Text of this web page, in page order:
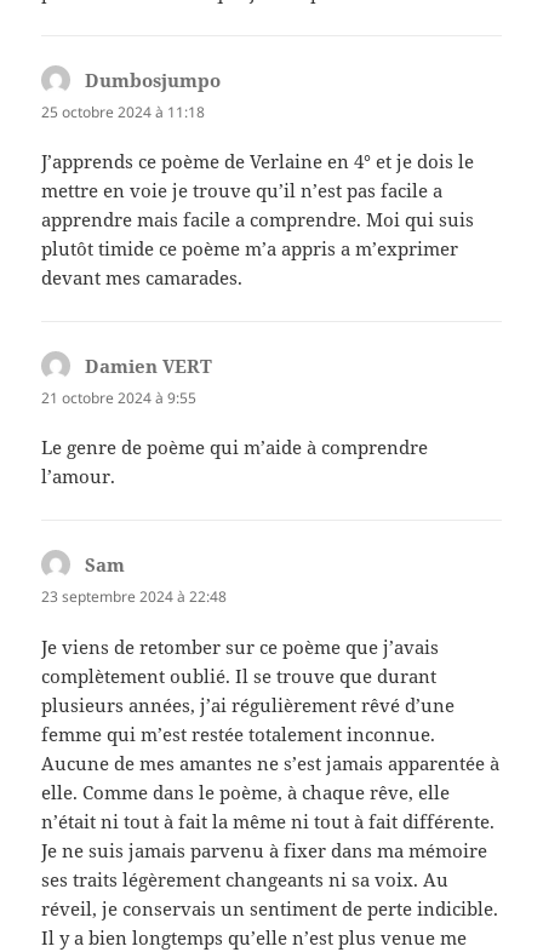
Dumbosjumpo
25 octobre 2024 à 11:18
J’apprends ce poème de Verlaine en 4° et je dois le
mettre en voie je trouve qu’il n’est pas facile a
apprendre mais facile a comprendre. Moi qui suis
plutôt timide ce poème m’a appris a m’exprimer
devant mes camarades.
Damien VERT
21 octobre 2024 à 9:55
Le genre de poème qui m’aide à comprendre
l’amour.
Sam
23 septembre 2024 à 22:48
Je viens de retomber sur ce poème que j’avais
complètement oublié. Il se trouve que durant
plusieurs années, j’ai régulièrement rêvé d’une
femme qui m’est restée totalement inconnue.
Aucune de mes amantes ne s’est jamais apparentée à
elle. Comme dans le poème, à chaque rêve, elle
n’était ni tout à fait la même ni tout à fait différente.
Je ne suis jamais parvenu à fixer dans ma mémoire
ses traits légèrement changeants ni sa voix. Au
réveil, je conservais un sentiment de perte indicible.
Il y a bien longtemps qu’elle n’est plus venue me